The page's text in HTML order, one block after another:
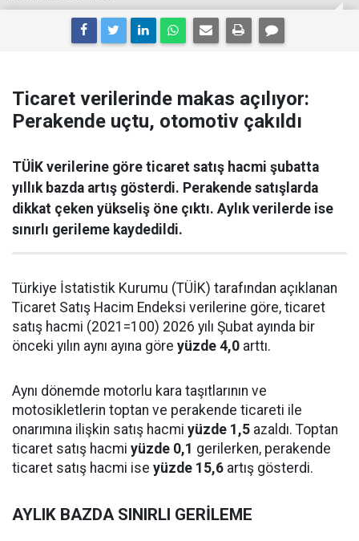
Ticaret verilerinde makas açılıyor:
Perakende uçtu, otomotiv çakıldı
TÜİK verilerine göre ticaret satış hacmi şubatta
yıllık bazda artış gösterdi. Perakende satışlarda
dikkat çeken yükseliş öne çıktı. Aylık verilerde ise
sınırlı gerileme kaydedildi.
Türkiye İstatistik Kurumu (TÜİK) tarafından açıklanan
Ticaret Satış Hacim Endeksi verilerine göre, ticaret
satış hacmi (2021=100) 2026 yılı Şubat ayında bir
önceki yılın aynı ayına göre yüzde 4,0 arttı.
Aynı dönemde motorlu kara taşıtlarının ve
motosikletlerin toptan ve perakende ticareti ile
onarımına ilişkin satış hacmi yüzde 1,5 azaldı. Toptan
ticaret satış hacmi yüzde 0,1 gerilerken, perakende
ticaret satış hacmi ise yüzde 15,6 artış gösterdi.
AYLIK BAZDA SINIRLI GERİLEME